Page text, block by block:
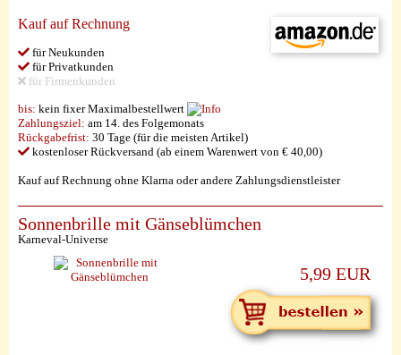
Kauf auf Rechnung
für Neukunden
für Privatkunden
für Firmenkunden
bis: kein fixer Maximalbestellwert
Zahlungsziel: am 14. des Folgemonats
Rückgabefrist: 30 Tage (für die meisten Artikel)
kostenloser Rückversand (ab einem Warenwert von € 40,00)
Kauf auf Rechnung ohne Klarna oder andere Zahlungsdienstleister
Sonnenbrille mit Gänseblümchen
Karneval-Universe
5,99 EUR